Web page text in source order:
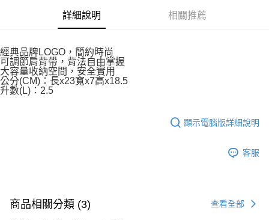
詳細說明 相關推薦
經典品牌LOGO，簡約時尚
可調節肩背帶，背法自由掌握
大容量收納空間，安全實用
公分(CM)：長x23寬x7高x18.5
升數(L)：2.5
顯示電腦版詳細說明
客服
商品相關分類 (3) 查看全部